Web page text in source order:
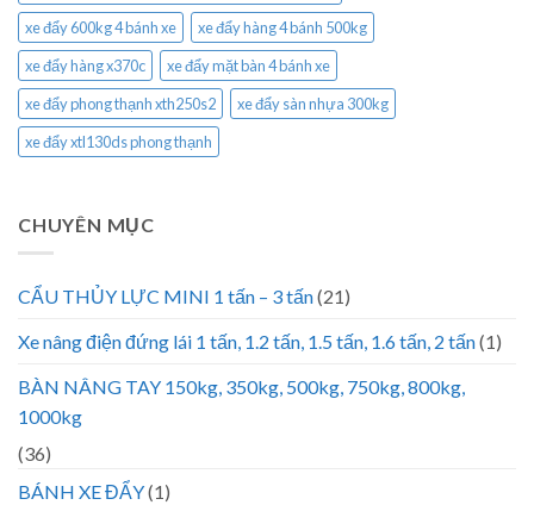
xe đẩy 600kg 4 bánh xe
xe đẩy hàng 4 bánh 500kg
xe đẩy hàng x370c
xe đẩy mặt bàn 4 bánh xe
xe đẩy phong thạnh xth250s2
xe đẩy sàn nhựa 300kg
xe đẩy xtl130ds phong thạnh
CHUYÊN MỤC
CẨU THỦY LỰC MINI 1 tấn – 3 tấn(21)
Xe nâng điện đứng lái 1 tấn, 1.2 tấn, 1.5 tấn, 1.6 tấn, 2 tấn(1)
BÀN NÂNG TAY 150kg, 350kg, 500kg, 750kg, 800kg,
1000kg
(36)
BÁNH XE ĐẨY(1)